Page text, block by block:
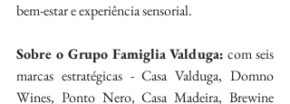
bem-estar e experiência sensorial.
Sobre o Grupo Famiglia Valduga: com seis
marcas estratégicas - Casa Valduga, Domno
Wines, Ponto Nero, Casa Madeira, Brewine